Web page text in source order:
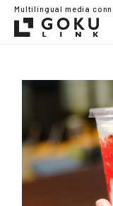
Multilingual media